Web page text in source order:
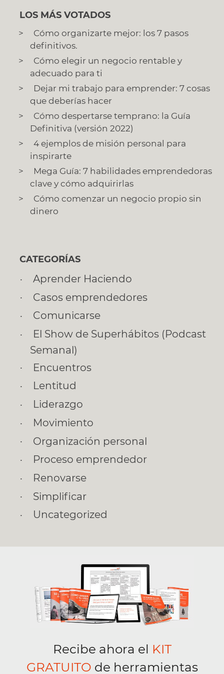
LOS MÁS VOTADOS
Cómo organizarte mejor: los 7 pasos
definitivos.
Cómo elegir un negocio rentable y
adecuado para ti
Dejar mi trabajo para emprender: 7 cosas
que deberías hacer
Cómo despertarse temprano: la Guía
Definitiva (versión 2022)
4 ejemplos de misión personal para
inspirarte
Mega Guía: 7 habilidades emprendedoras
clave y cómo adquirirlas
Cómo comenzar un negocio propio sin
dinero
CATEGORÍAS
Aprender Haciendo
Casos emprendedores
Comunicarse
El Show de Superhábitos (Podcast
Semanal)
Encuentros
Lentitud
Liderazgo
Movimiento
Organización personal
Proceso emprendedor
Renovarse
Simplificar
Uncategorized
Recibe ahora el KIT
GRATUITO de herramientas